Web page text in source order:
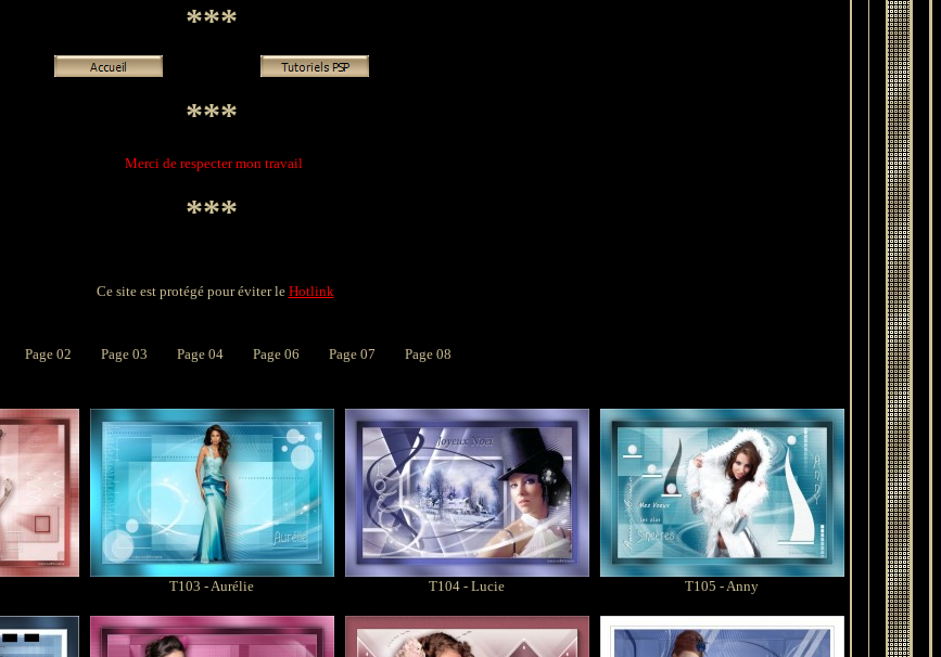
***
***
Merci de respecter mon travail
***
Ce site est protégé pour éviter le Hotlink
Page 02 Page 03 Page 04 Page 06 Page 07 Page 08
T103 -Aurélie T104 - Lucie T105 - Anny